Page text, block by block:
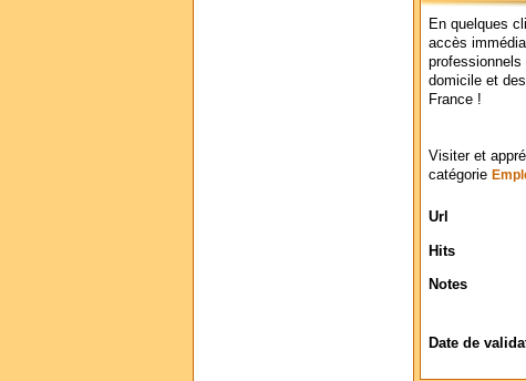
En quelques
accès
domicile et
France !
Visiter et
catégorie
Url
Hits
Notes
Date de